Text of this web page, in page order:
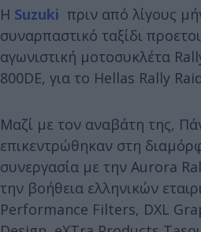
Η Suzuki πριν από λίγους
συναρπαστικό ταξίδι
αγωνιστική μοτοσυκλέτα
800DE, για το Hellas Rally
Μαζί με τον αναβάτη της,
επικεντρώθηκαν στη
συνεργασία με την Aurora
την βοήθεια ελληνικών
Performance Filters, DXL